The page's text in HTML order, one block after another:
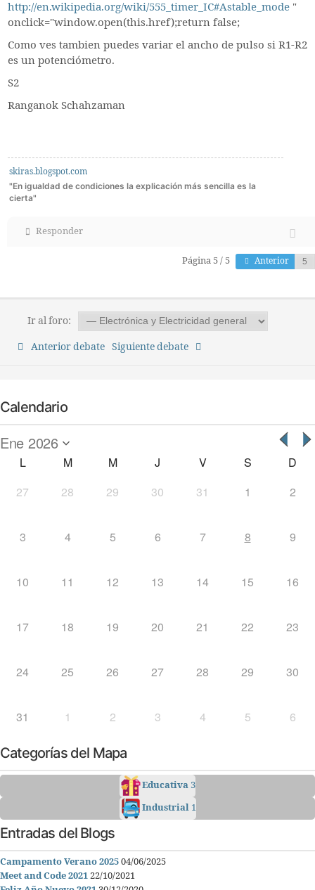
http://en.wikipedia.org/wiki/555_timer_IC#Astable_mode "
onclick="window.open(this.href);return false;
Como ves tambien puedes variar el ancho de pulso si R1-R2
es un potenciómetro.
S2
Ranganok Schahzaman
skiras.blogspot.com
"En igualdad de condiciones la explicación más sencilla es la
cierta"
Responder
Página 5 / 5 Anterior
Ir al foro:
Anterior debate Siguiente debate
Calendario
L M M J V S
D
27
28 29 30 31 1 2
3 4 5 6 7 8 9
10 11 12 13 14 15 16
17 18 19 20 21 22 23
24 25 26 27 28 29 30
31 1 2 3 4 5 6
Categorías del Mapa
Educativa3
Industrial 1
Entradas del Blogs
Campamento Verano 202504/06/2025
Meet and Code 202122/10/2021